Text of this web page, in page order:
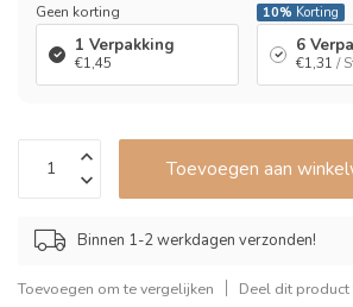
Geen korting
1 Verpakking
€1,45
10% Korting
6
€1,31 /
Toevoegen aan
Binnen 1-2 werkdagen verzonden!
Toevoegen om te vergelijken Deel dit product